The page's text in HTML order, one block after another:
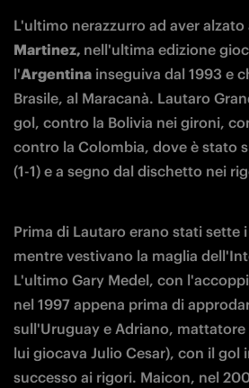
L'ultimo nerazzurro ad aver
Martinez, nell'ultima edizione
l'Argentina inseguiva dal 1993 e
Brasile, al Maracanà. Lautaro
gol, contro la Bolivia nei gironi,
contro la Colombia, dove è stato
(1-1) e a segno dal dischetto nei
Prima di Lautaro erano stati sette
mentre vestivano la maglia
L'ultimo Gary Medel, con
nel 1997 appena prima di
sull'Uruguay e Adriano,
lui giocava Julio Cesar), con il
successo ai rigori. Maicon, nel